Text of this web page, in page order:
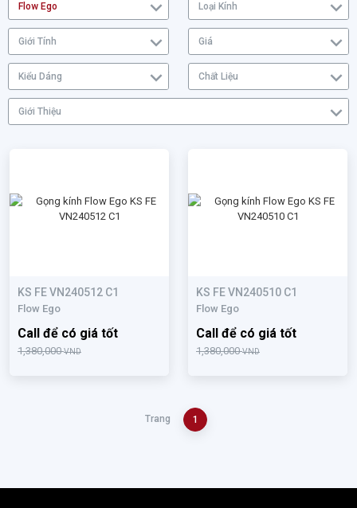
Flow Ego Loại Kính
Giới Tính Giá
Kiểu Dáng Chất Liệu
Giới Thiệu
KS FE VN240512 C1
Flow Ego
1,380,000VND
Call để có giá tốt
KS FE VN240510 C1
Flow Ego
1,380,000VND
Call để có giá tốt
Trang 1